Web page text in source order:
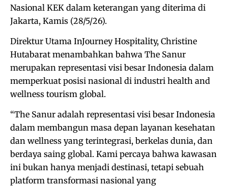
Nasional KEK dalam keterangan yang diterima di
Jakarta, Kamis (28/5/26).
Direktur Utama InJourney Hospitality, Christine
Hutabarat menambahkan bahwa The Sanur
merupakan representasi visi besar Indonesia dalam
memperkuat posisi nasional di industri health and
wellness tourism global.
“The Sanur adalah representasi visi besar Indonesia
dalam membangun masa depan layanan kesehatan
dan wellness yang terintegrasi, berkelas dunia, dan
berdaya saing global. Kami percaya bahwa kawasan
ini bukan hanya menjadi destinasi, tetapi sebuah
platform transformasi nasional yang